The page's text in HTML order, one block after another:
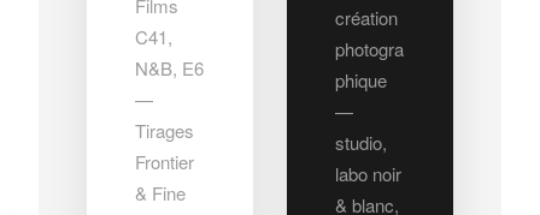
Films
C41,
N&B, E6
—
Tirages
Frontier
& Fine
création
photogra
phique
—
studio,
labo noir
& blanc,